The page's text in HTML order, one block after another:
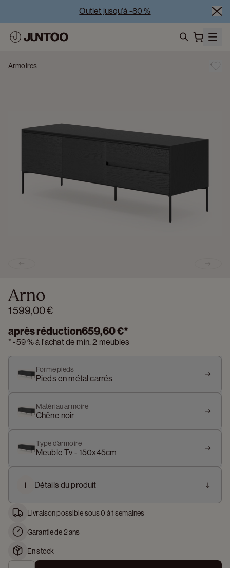
Outlet jusqu'à -80 %
Vente Conjointe -50% à l’achat de minimum 2 meubles
Armoires
Arno
1 599,00 €
après réduction659,60 €*
*-59 %à l'achat de min. 2 meubles
Forme pieds
Pieds en métal carrés
Matériau armoire
Chêne noir
Type d’armoire
Meuble Tv - 150x45cm
i Détails du produit
Livraison possible sous 0 à 1 semaines
Garantie de 2 ans
En stock